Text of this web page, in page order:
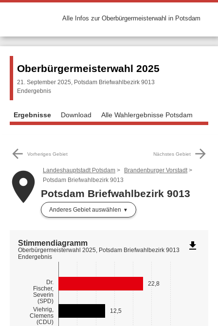
Alle Infos zur Oberbürgermeisterwahl in Potsdam
Oberbürgermeisterwahl 2025
21. September 2025, Potsdam Briefwahlbezirk 9013
Endergebnis
Ergebnisse Download Alle Wahlergebnisse Potsdam
arrow_back Vorheriges Gebiet Nächstes Gebiet arrow_forward
placeLandeshauptstadt Potsdam
Brandenburger Vorstadt
Potsdam Briefwahlbezirk 9013
Potsdam Briefwahlbezirk 9013
Anderes Gebiet auswählen
Dr.
Fischer,
Severin
(SPD)
Viehrig,
Clemens
(CDU)
22,8
12,5
Stimmendiagramm
Oberbürgermeisterwahl 2025, Potsdam Briefwahlbezirk 9013
Endergebnis
file_download